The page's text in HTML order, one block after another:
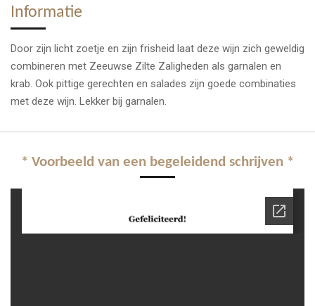
Informatie
Door zijn licht zoetje en zijn frisheid laat deze wijn zich geweldig
combineren met Zeeuwse Zilte Zaligheden als garnalen en
krab. Ook pittige gerechten en salades zijn goede combinaties
met deze wijn. Lekker bij garnalen.
* Voorbeeld van een begeleidend schrijven *